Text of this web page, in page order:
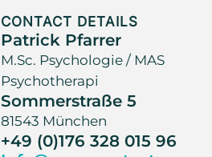
CONTACT DETAILS
Patrick Pfarrer
M.Sc. Psychologie / MAS
Psychotherapi
Sommerstraße 5
81543 München
+49 (0)176 328 015 96